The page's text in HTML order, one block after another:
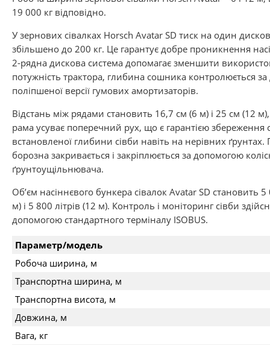
19 000 кг відповідно.
У зернових сівалках Horsch Avatar SD тиск на один
збільшено до 200 кг. Це гарантує добре проникнення
2-рядна дискова система допомагає зменшити
потужність трактора, глибина сошника контролюється
поліпшеної версії гумових амортизаторів.
Відстань між рядами становить 16,7 см (6 м) і 25 см (12
рама усуває поперечний рух, що є гарантією
встановленої глибини сівби навіть на нерівних ґрунтах.
борозна закривається і закріплюється за допомогою
ґрунтоущільнювача.
Об’єм насіннєвого бункера сівалок Avatar SD становить 5
м) і 5 800 літрів (12 м). Контроль і моніторинг сівби
допомогою стандартного терміналу ISOBUS.
Параметр/модель
Робоча ширина, м
Транспортна ширина, м
Транспортна висота, м
Довжина, м
Вага, кг